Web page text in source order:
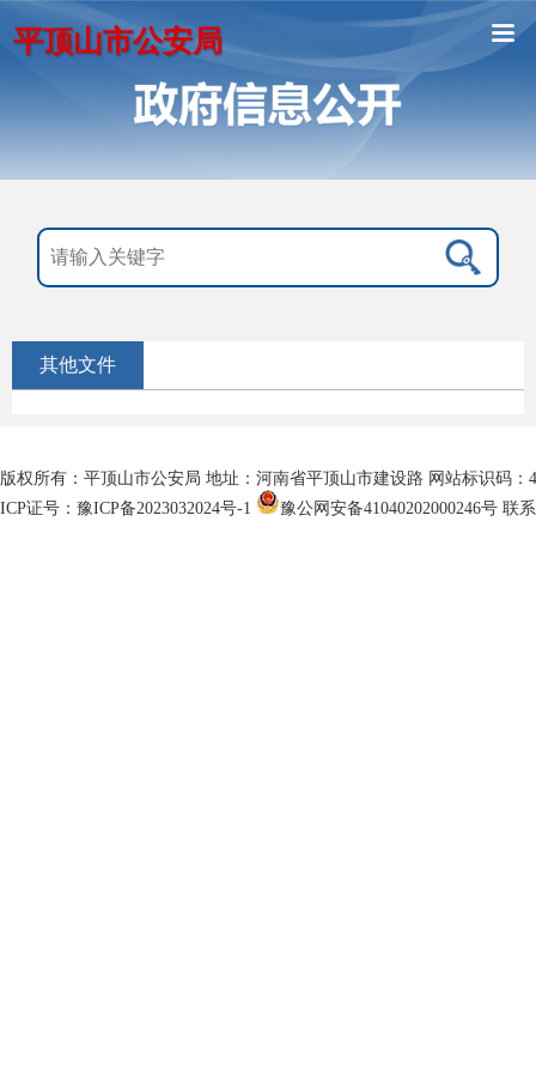
平顶山市公安局
其他文件
版权所有：平顶山市公安局 地址：河南省平顶山市建设路 网站标识码：
ICP证号：豫ICP备2023032024号-1
豫公网安备41040202000246号 联